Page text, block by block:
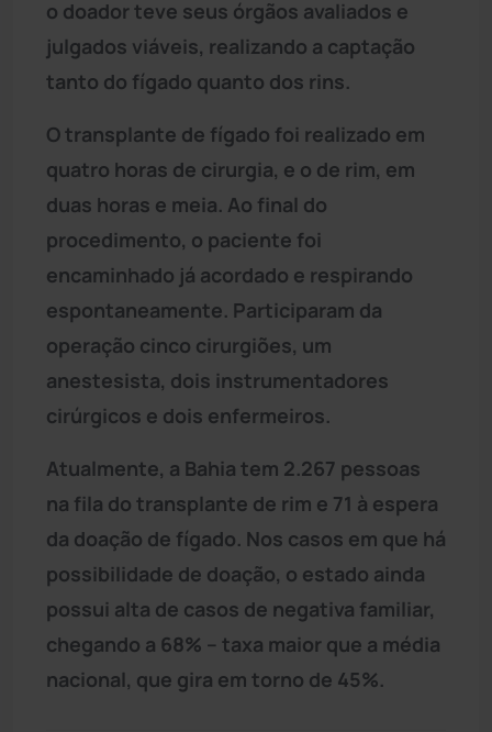
o doador teve seus órgãos avaliados e
julgados viáveis, realizando a captação
tanto do fígado quanto dos rins.
O transplante de fígado foi realizado em
quatro horas de cirurgia, e o de rim, em
duas horas e meia. Ao final do
procedimento, o paciente foi
encaminhado já acordado e respirando
espontaneamente. Participaram da
operação cinco cirurgiões, um
anestesista, dois instrumentadores
cirúrgicos e dois enfermeiros.
Atualmente, a Bahia tem 2.267 pessoas
na fila do transplante de rim e 71 à espera
da doação de fígado. Nos casos em que há
possibilidade de doação, o estado ainda
possui alta de casos de negativa familiar,
chegando a 68% – taxa maior que a média
nacional, que gira em torno de 45%.